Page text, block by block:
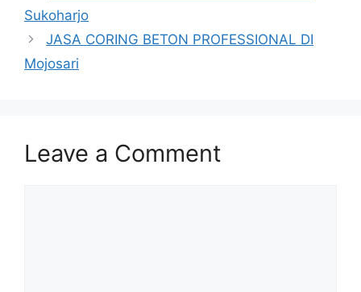
Sukoharjo
JASA CORING BETON PROFESSIONAL DI
Mojosari
Leave a Comment